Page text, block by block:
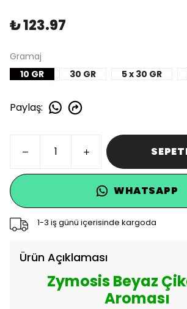
₺ 123.97
Gramaj
10 GR
30 GR 5 x 30 GR
Paylaş:
WHATSAPP
1-3 iş günü içerisinde kargoda
Ürün Açıklaması
Zymosis Beyaz
Aroması